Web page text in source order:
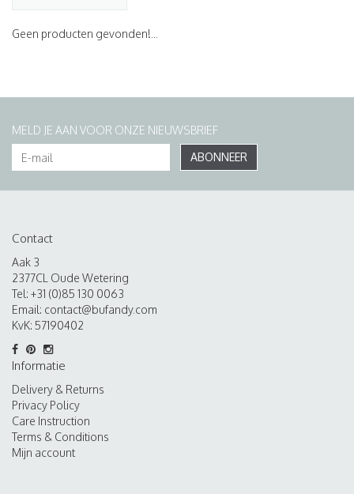
Geen producten gevonden!...
MELD JE AAN VOOR ONZE NIEUWSBRIEF
ABONNEER
Contact
Aak 3
2377CL Oude Wetering
Tel: +31 (0)85 130 0063
Email: contact@bufandy.com
KvK: 57190402
Informatie
Delivery & Returns
Privacy Policy
Care Instruction
Terms & Conditions
Mijn account